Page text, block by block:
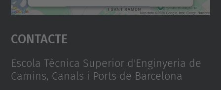
Accepta
powered by
Contacte
Escola Tècnica Superior d'Enginyeria de
Camins, Canals i Ports de Barcelona